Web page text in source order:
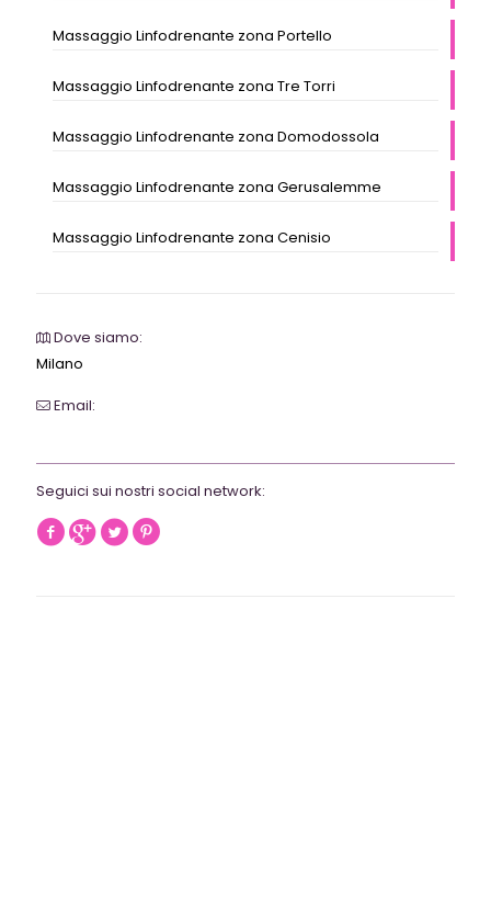
Massaggio Linfodrenante zona Portello
Massaggio Linfodrenante zona Tre Torri
Massaggio Linfodrenante zona Domodossola
Massaggio Linfodrenante zona Gerusalemme
Massaggio Linfodrenante zona Cenisio
Dove siamo:
Milano
Email:
Seguici sui nostri social network: